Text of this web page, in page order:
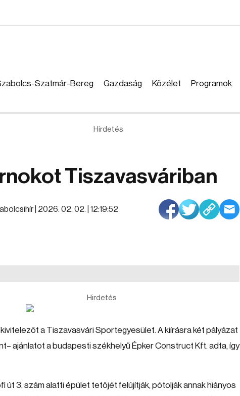
Szatmár-Bereg Gazdaság Közélet Programok
Hirdetés
Tiszavasváriban
| 2026. 02. 02. | 12:19:52
Hirdetés
a Tiszavasvári Sportegyesület. A kiírásra két pályázat
ajánlatot a budapesti székhelyű Épker Construct Kft. adta, így
út 3. szám alatti épület tetőjét felújítják, pótolják annak hiányos